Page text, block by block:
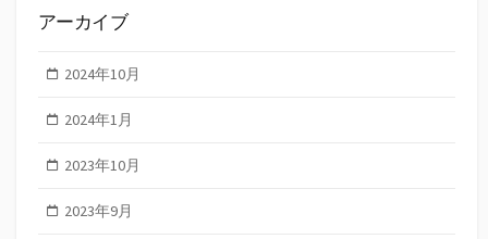
アーカイブ
2024年10月
2024年1月
2023年10月
2023年9月